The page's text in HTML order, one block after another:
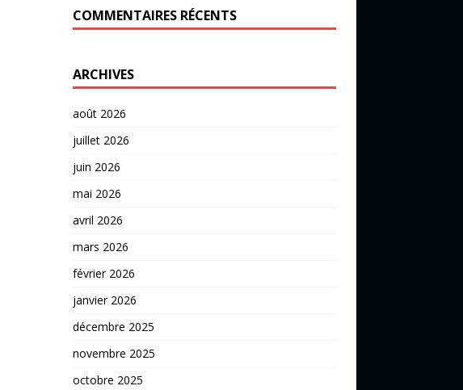
COMMENTAIRES RÉCENTS
ARCHIVES
août 2026
juillet 2026
juin 2026
mai 2026
avril 2026
mars 2026
février 2026
janvier 2026
décembre 2025
novembre 2025
octobre 2025